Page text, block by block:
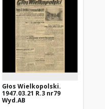
Głos Wielkopolski.
1947.03.21 R.3 nr79
Wyd.AB